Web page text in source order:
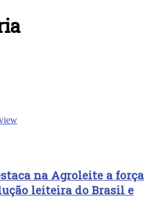
na Agroleite a força
leiteira do Brasil e